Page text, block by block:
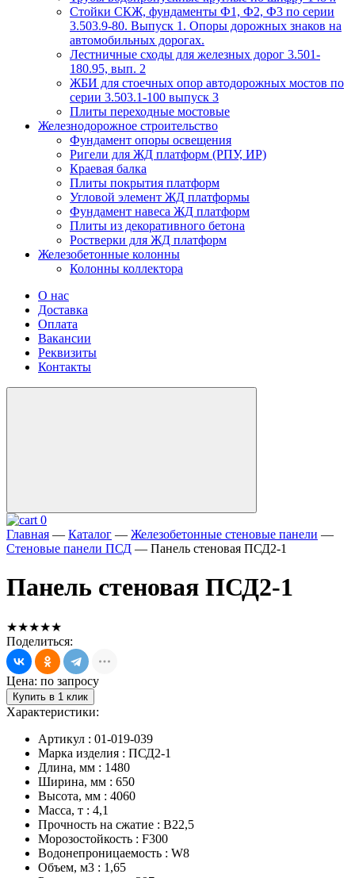
Стойки СКЖ, фундаменты Ф1, Ф2, Ф3 по серии
3.503.9-80. Выпуск 1. Опоры дорожных знаков на
автомобильных дорогах.
Лестничные сходы для железных дорог 3.501-
180.95, вып. 2
ЖБИ для стоечных опор автодорожных мостов по
серии 3.503.1-100 выпуск 3
Плиты переходные мостовые
Железнодорожное строительство
Фундамент опоры освещения
Ригели для ЖД платформ (РПУ, ИР)
Краевая балка
Плиты покрытия платформ
Угловой элемент ЖД платформы
Фундамент навеса ЖД платформ
Плиты из декоративного бетона
Ростверки для ЖД платформ
Железобетонные колонны
Колонны коллектора
О нас
Доставка
Оплата
Вакансии
Реквизиты
Контакты
0
Главная — Каталог — Железобетонные стеновые панели —
Стеновые панели ПСД — Панель стеновая ПСД2-1
Панель стеновая ПСД2-1
★★★★★
Поделиться:
Цена: по запросу
Купить в 1 клик
Характеристики:
Артикул : 01-019-039
Марка изделия : ПСД2-1
Длина, мм : 1480
Ширина, мм : 650
Высота, мм : 4060
Масса, т : 4,1
Прочность на сжатие : B22,5
Морозостойкость : F300
Водонепроницаемость : W8
Объем, м3 : 1,65